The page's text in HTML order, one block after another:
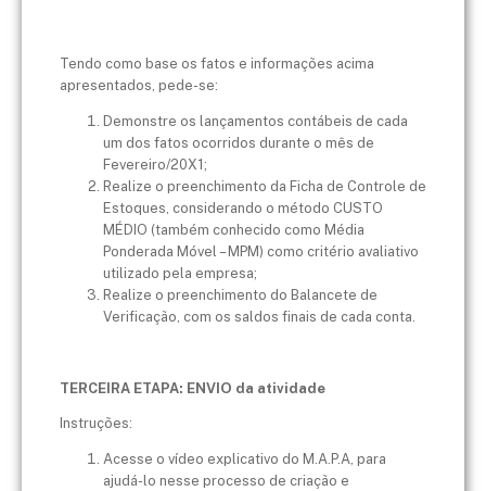
Tendo como base os fatos e informações acima
apresentados, pede-se:
Demonstre os lançamentos contábeis de cada
um dos fatos ocorridos durante o mês de
Fevereiro/20X1;
Realize o preenchimento da Ficha de Controle de
Estoques, considerando o método CUSTO
MÉDIO (também conhecido como Média
Ponderada Móvel – MPM) como critério avaliativo
utilizado pela empresa;
Realize o preenchimento do Balancete de
Verificação, com os saldos finais de cada conta.
TERCEIRA ETAPA: ENVIO da atividade
Instruções:
Acesse o vídeo explicativo do M.A.P.A, para
ajudá-lo nesse processo de criação e